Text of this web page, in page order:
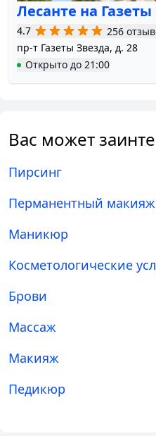
Лесанте на
4.7
256
пр-т Газеты Звезда, д. 28
Открыто до 21:00
Вас может
Пирсинг
Перманентный макияж
Маникюр
Косметологические
Брови
Массаж
Макияж
Педикюр